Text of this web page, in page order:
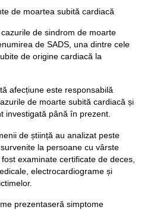
de moartea subită cardiacă
de sindrom de moarte
de SADS, una dintre cele
de origine cardiacă la
afecțiune este responsabilă
de moarte subită cardiacă și
investigată până în prezent.
de știință au analizat peste
la persoane cu vârste
examinate certificate de deces,
electrocardiograme și
prezentaseră simptome